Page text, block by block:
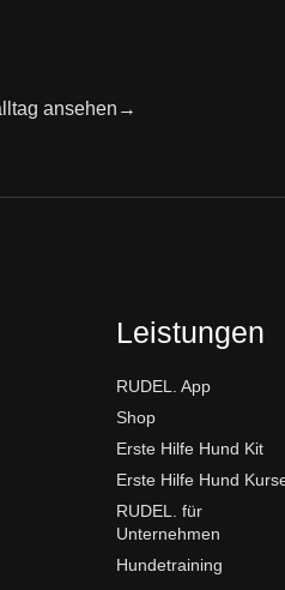
ansehen→
Leistungen
RUDEL. App
Shop
Erste Hilfe Hund Kit
Erste Hilfe Hund
RUDEL. für
Unternehmen
Hundetraining